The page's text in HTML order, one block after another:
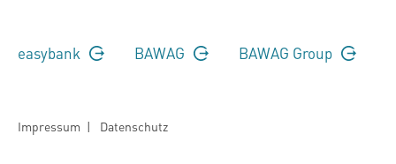
easybank BAWAG BAWAG Group
Impressum | Datenschutz